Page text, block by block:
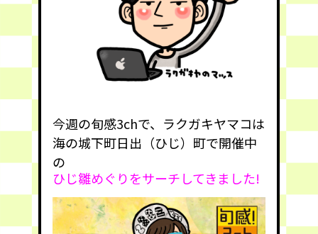
今週の旬感3chで、ラクガキヤマコは
海の城下町日出（ひじ）町で開催中
の
ひじ雛めぐりをサーチしてきました!